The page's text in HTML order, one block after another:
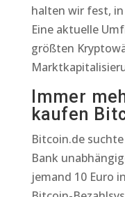
halten wir fest,
Eine aktuelle
größten
Immer
kaufen
Bitcoin.de
Bank
jemand 10 Euro